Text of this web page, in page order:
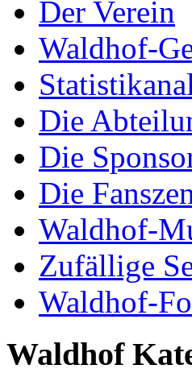
Der Verein
Waldhof-
Die
Die
Die
Waldhof-
Zufällige
Waldhof-
Waldhof